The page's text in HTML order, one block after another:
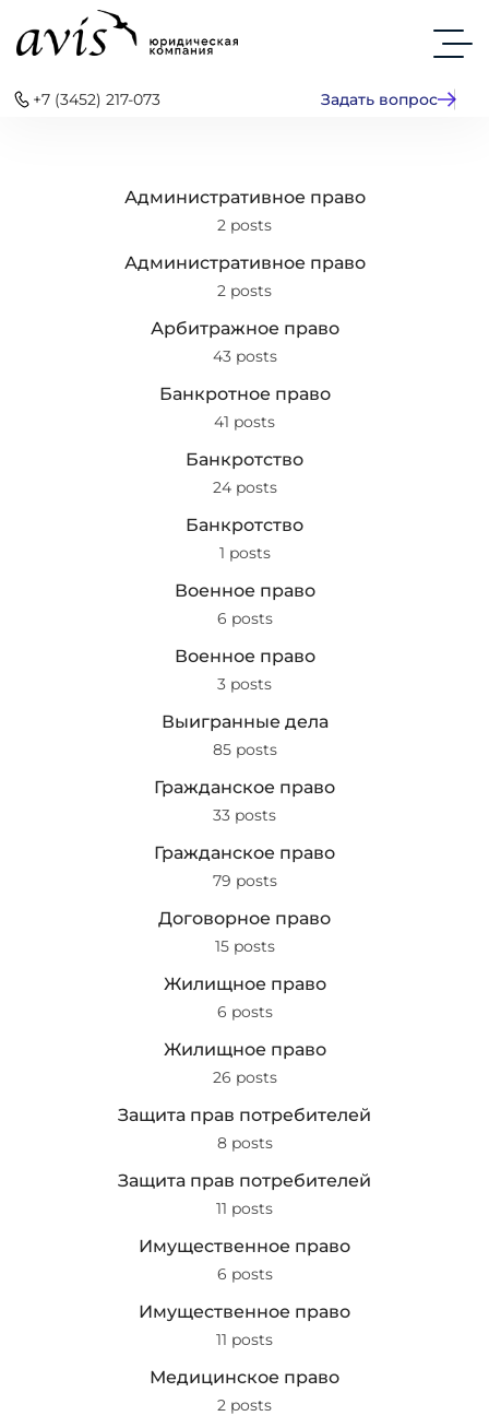
+7 (3452) 217-073 Задать вопрос
Административное право
2 posts
Административное право
2 posts
Арбитражное право
43 posts
Банкротное право
41 posts
Банкротство
24 posts
Банкротство
1 posts
Военное право
6 posts
Военное право
3 posts
Выигранные дела
85 posts
Гражданское право
33 posts
Гражданское право
79 posts
Договорное право
15 posts
Жилищное право
6 posts
Жилищное право
26 posts
Защита прав потребителей
8 posts
Защита прав потребителей
11 posts
Имущественное право
6 posts
Имущественное право
11 posts
Медицинское право
2 posts